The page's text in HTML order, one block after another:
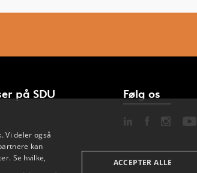
på SDU Følg os
Vi deler også
kan
Se hvilke,
ACCEPTER ALLE